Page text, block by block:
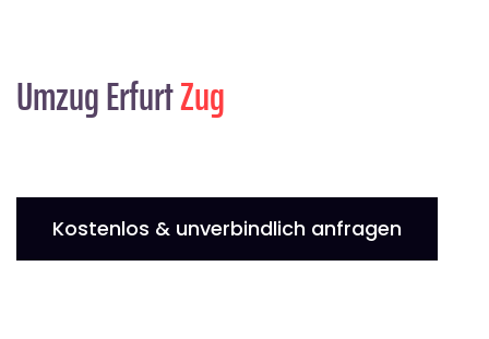
Umzug ErfurtZug
Kostenlos & unverbindlich anfragen